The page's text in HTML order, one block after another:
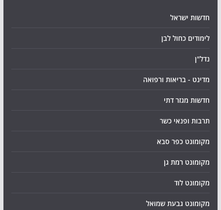
חדשות ישראל
לימודים כחול לבן
נדל"ן
מדינט - בריאות ורפואה
חדשות מגזר דתי
תרבות ופנאי כשר
מקומונט כפר סבא
מקומונט רמת גן
מקומונט לוד
מקומונט גבעת שמואל